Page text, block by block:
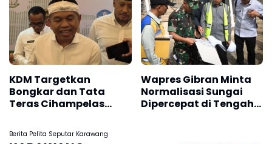
KDM Targetkan
Bongkar dan Tata
Teras Cihampelas
Wapres Gibran Minta
Normalisasi Sungai
Dipercepat di Tengah
Berita Pelita Seputar Karawang